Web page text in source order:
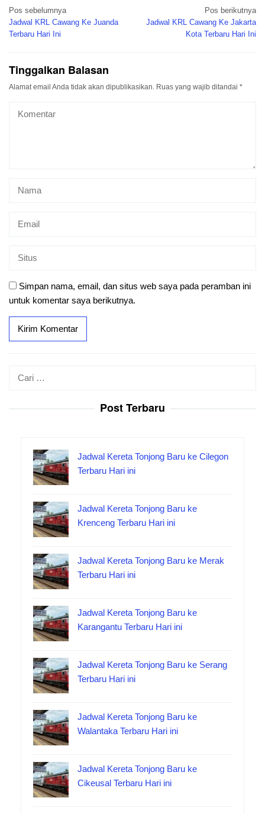
Navigasi
pos
Pos sebelumnya
Jadwal KRL Cawang Ke Juanda
Terbaru Hari Ini
Pos berikutnya
Jadwal KRL Cawang Ke Jakarta
Kota Terbaru Hari Ini
Tinggalkan Balasan
Alamat email Anda tidak akan dipublikasikan. Ruas yang wajib ditandai *
Simpan nama, email, dan situs web saya pada peramban ini
untuk komentar saya berikutnya.
Post Terbaru
Jadwal Kereta Tonjong Baru ke Cilegon
Terbaru Hari ini
Jadwal Kereta Tonjong Baru ke
Krenceng Terbaru Hari ini
Jadwal Kereta Tonjong Baru ke Merak
Terbaru Hari ini
Jadwal Kereta Tonjong Baru ke
Karangantu Terbaru Hari ini
Jadwal Kereta Tonjong Baru ke Serang
Terbaru Hari ini
Jadwal Kereta Tonjong Baru ke
Walantaka Terbaru Hari ini
Jadwal Kereta Tonjong Baru ke
Cikeusal Terbaru Hari ini